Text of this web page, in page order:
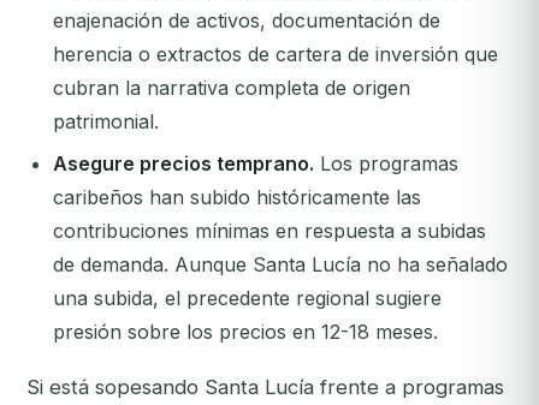
enajenación de activos, documentación de
herencia o extractos de cartera de inversión que
cubran la narrativa completa de origen
patrimonial.
Asegure precios temprano. Los programas
caribeños han subido históricamente las
contribuciones mínimas en respuesta a subidas
de demanda. Aunque Santa Lucía no ha señalado
una subida, el precedente regional sugiere
presión sobre los precios en 12-18 meses.
Si está sopesando Santa Lucía frente a programas